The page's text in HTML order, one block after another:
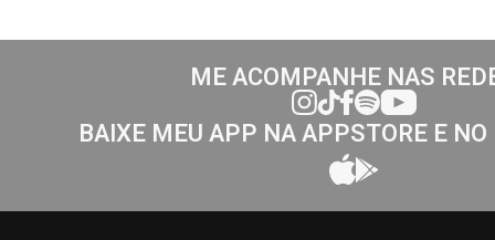
ME ACOMPANHE NAS
BAIXE MEU APP NA APPSTORE E